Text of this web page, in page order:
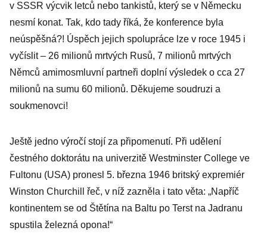
v SSSR výcvik letců nebo tankistů, který se v Německu
nesmí konat. Tak, kdo tady říká, že konference byla
neúspěšná?! Úspěch jejich spolupráce lze v roce 1945 i
vyčíslit – 26 milionů mrtvých Rusů, 7 milionů mrtvých
Němců amimosmluvní partneři doplní výsledek o cca 27
milionů na sumu 60 milionů. Děkujeme soudruzi a
soukmenovci!
Ještě jedno výročí stojí za připomenutí. Při udělení
čestného doktorátu na univerzitě Westminster College ve
Fultonu (USA) pronesl 5. března 1946 britský expremiér
Winston Churchill řeč, v níž zazněla i tato věta: „Napříč
kontinentem se od Štětína na Baltu po Terst na Jadranu
spustila železná opona!“